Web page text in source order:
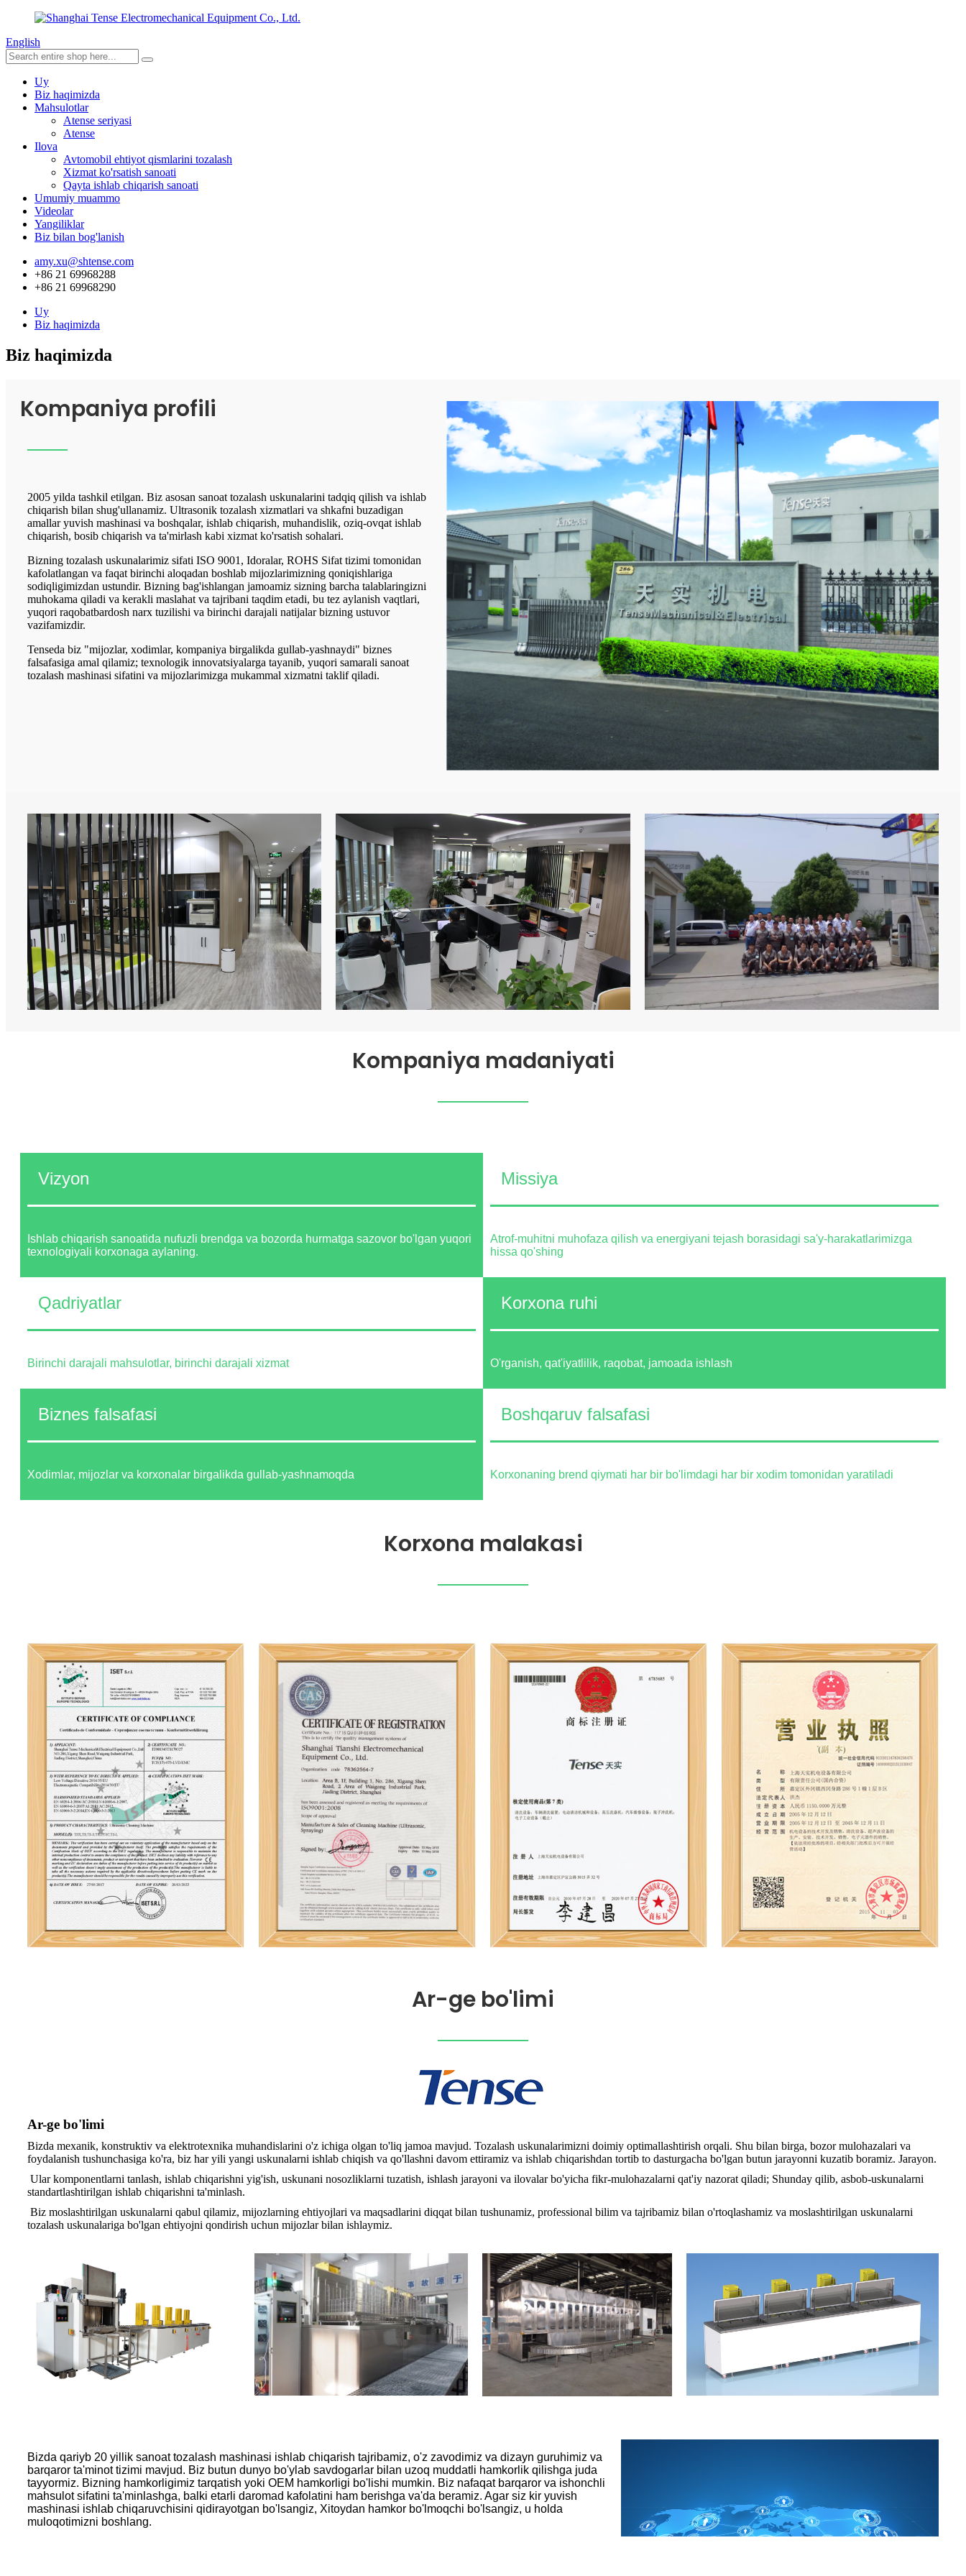
English
Uy
Biz haqimizda
Mahsulotlar
Atense seriyasi
Atense
Ilova
Avtomobil ehtiyot qismlarini tozalash
Xizmat ko'rsatish sanoati
Qayta ishlab chiqarish sanoati
Umumiy muammo
Videolar
Yangiliklar
Biz bilan bog'lanish
amy.xu@shtense.com
+86 21 69968288
+86 21 69968290
Uy
Biz haqimizda
Biz haqimizda
Kompaniya profili
2005 yilda tashkil etilgan. Biz asosan sanoat tozalash uskunalarini tadqiq qilish va ishlab
chiqarish bilan shug'ullanamiz. Ultrasonik tozalash xizmatlari va shkafni buzadigan
amallar yuvish mashinasi va boshqalar, ishlab chiqarish, muhandislik, oziq-ovqat ishlab
chiqarish, bosib chiqarish va ta'mirlash kabi xizmat ko'rsatish sohalari.
Bizning tozalash uskunalarimiz sifati ISO 9001, Idoralar, ROHS Sifat tizimi tomonidan
kafolatlangan va faqat birinchi aloqadan boshlab mijozlarimizning qoniqishlariga
sodiqligimizdan ustundir. Bizning bag'ishlangan jamoamiz sizning barcha talablaringizni
muhokama qiladi va kerakli maslahat va tajribani taqdim etadi, bu tez aylanish vaqtlari,
yuqori raqobatbardosh narx tuzilishi va birinchi darajali natijalar bizning ustuvor
vazifamizdir.
Tenseda biz "mijozlar, xodimlar, kompaniya birgalikda gullab-yashnaydi" biznes
falsafasiga amal qilamiz; texnologik innovatsiyalarga tayanib, yuqori samarali sanoat
tozalash mashinasi sifatini va mijozlarimizga mukammal xizmatni taklif qiladi.
Kompaniya madaniyati
Vizyon
Ishlab chiqarish sanoatida nufuzli brendga va bozorda hurmatga sazovor bo'lgan yuqori
texnologiyali korxonaga aylaning.
Missiya
Atrof-muhitni muhofaza qilish va energiyani tejash borasidagi sa'y-harakatlarimizga
hissa qo'shing
Qadriyatlar
Birinchi darajali mahsulotlar, birinchi darajali xizmat
Korxona ruhi
O'rganish, qat'iyatlilik, raqobat, jamoada ishlash
Biznes falsafasi
Xodimlar, mijozlar va korxonalar birgalikda gullab-yashnamoqda
Boshqaruv falsafasi
Korxonaning brend qiymati har bir bo'limdagi har bir xodim tomonidan yaratiladi
Korxona malakasi
Ar-ge bo'limi
Ar-ge bo'limi
Bizda mexanik, konstruktiv va elektrotexnika muhandislarini o'z ichiga olgan to'liq jamoa mavjud. Tozalash uskunalarimizni doimiy optimallashtirish orqali. Shu bilan birga, bozor mulohazalari va
foydalanish tushunchasiga ko'ra, biz har yili yangi uskunalarni ishlab chiqish va qo'llashni davom ettiramiz va ishlab chiqarishdan tortib to dasturgacha bo'lgan butun jarayonni kuzatib boramiz. Jarayon.
Ular komponentlarni tanlash, ishlab chiqarishni yig'ish, uskunani nosozliklarni tuzatish, ishlash jarayoni va ilovalar bo'yicha fikr-mulohazalarni qat'iy nazorat qiladi; Shunday qilib, asbob-uskunalarni
standartlashtirilgan ishlab chiqarishni ta'minlash.
Biz moslashtirilgan uskunalarni qabul qilamiz, mijozlarning ehtiyojlari va maqsadlarini diqqat bilan tushunamiz, professional bilim va tajribamiz bilan o'rtoqlashamiz va moslashtirilgan uskunalarni
tozalash uskunalariga bo'lgan ehtiyojni qondirish uchun mijozlar bilan ishlaymiz.
Bizda qariyb 20 yillik sanoat tozalash mashinasi ishlab chiqarish tajribamiz, o'z zavodimiz va dizayn guruhimiz va
barqaror ta'minot tizimi mavjud. Biz butun dunyo bo'ylab savdogarlar bilan uzoq muddatli hamkorlik qilishga juda
tayyormiz. Bizning hamkorligimiz tarqatish yoki OEM hamkorligi bo'lishi mumkin. Biz nafaqat barqaror va ishonchli
mahsulot sifatini ta'minlashga, balki etarli daromad kafolatini ham berishga va'da beramiz. Agar siz kir yuvish
mashinasi ishlab chiqaruvchisini qidirayotgan bo'lsangiz, Xitoydan hamkor bo'lmoqchi bo'lsangiz, u holda
muloqotimizni boshlang.